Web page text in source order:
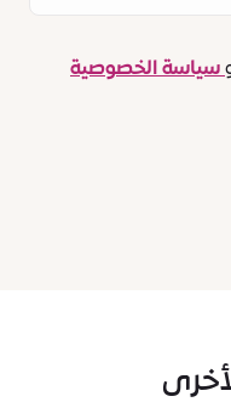
سياسة الخصوصية